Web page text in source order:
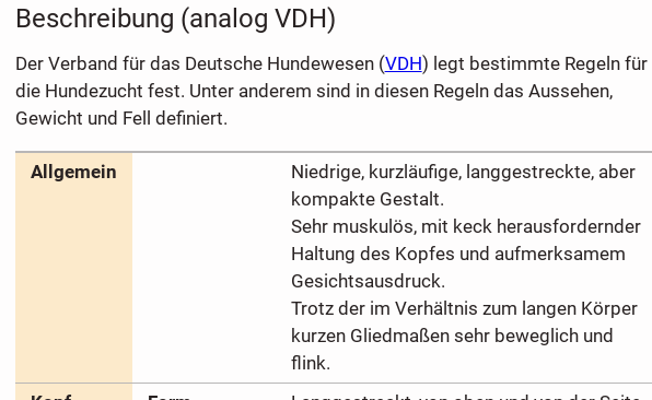
Beschreibung (analog VDH)
Der Verband für das Deutsche Hundewesen (VDH) legt bestimmte Regeln für
die Hundezucht fest. Unter anderem sind in diesen Regeln das Aussehen,
Gewicht und Fell definiert.
Allgemein
Niedrige, kurzläufige, langgestreckte, aber
kompakte Gestalt.
Sehr muskulös, mit keck herausfordernder
Haltung des Kopfes und aufmerksamem
Gesichtsausdruck.
Trotz der im Verhältnis zum langen Körper
kurzen Gliedmaßen sehr beweglich und
flink.